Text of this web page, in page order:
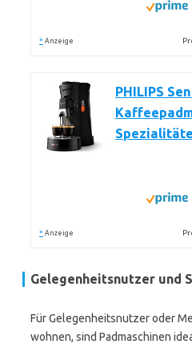
* Anzeige
PHILIPS
* Anzeige
Gelegenheitsnutzer und
Für Gelegenheitsnutzer oder
wohnen, sind Padmaschinen